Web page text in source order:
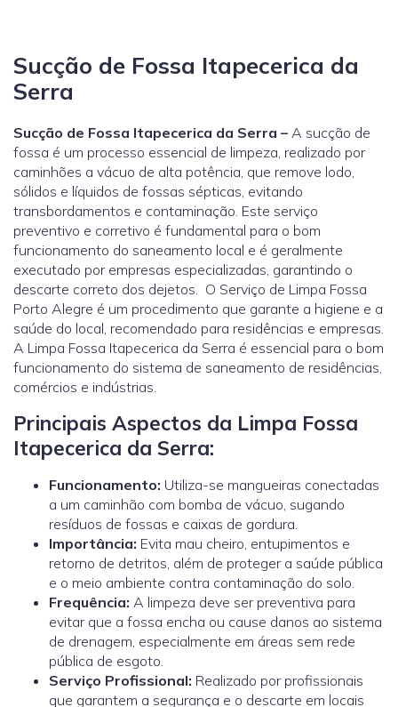
Sucção de Fossa Itapecerica da
Serra
Sucção de Fossa Itapecerica da Serra – A sucção de
fossa é um processo essencial de limpeza, realizado por
caminhões a vácuo de alta potência, que remove lodo,
sólidos e líquidos de fossas sépticas, evitando
transbordamentos e contaminação. Este serviço
preventivo e corretivo é fundamental para o bom
funcionamento do saneamento local e é geralmente
executado por empresas especializadas, garantindo o
descarte correto dos dejetos. O Serviço de Limpa Fossa
Porto Alegre é um procedimento que garante a higiene e a
saúde do local, recomendado para residências e empresas.
A Limpa Fossa Itapecerica da Serra é essencial para o bom
funcionamento do sistema de saneamento de residências,
comércios e indústrias.
Principais Aspectos da Limpa Fossa
Itapecerica da Serra:
Funcionamento: Utiliza-se mangueiras conectadas
a um caminhão com bomba de vácuo, sugando
resíduos de fossas e caixas de gordura.
Importância: Evita mau cheiro, entupimentos e
retorno de detritos, além de proteger a saúde pública
e o meio ambiente contra contaminação do solo.
Frequência: A limpeza deve ser preventiva para
evitar que a fossa encha ou cause danos ao sistema
de drenagem, especialmente em áreas sem rede
pública de esgoto.
Serviço Profissional: Realizado por profissionais
que garantem a segurança e o descarte em locais